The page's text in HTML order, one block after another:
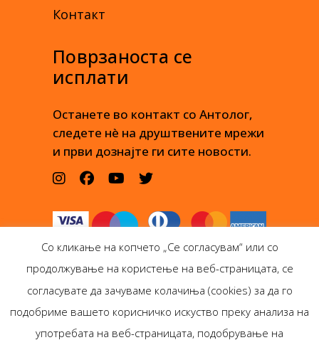
Контакт
Поврзаноста се
исплати
Останете во контакт со Антолог,
следете нè на друштвените мрежи
и први дознајте ги сите новости.
Антолог Боокс дооел
Со кликање на копчето „Се согласувам“ или со
продолжување на користење на веб-страницата, се
согласувате да зачуваме колачиња (cookies) за да го
подобриме вашето корисничко искуство преку анализа на
употребата на веб-страницата, подобрување на